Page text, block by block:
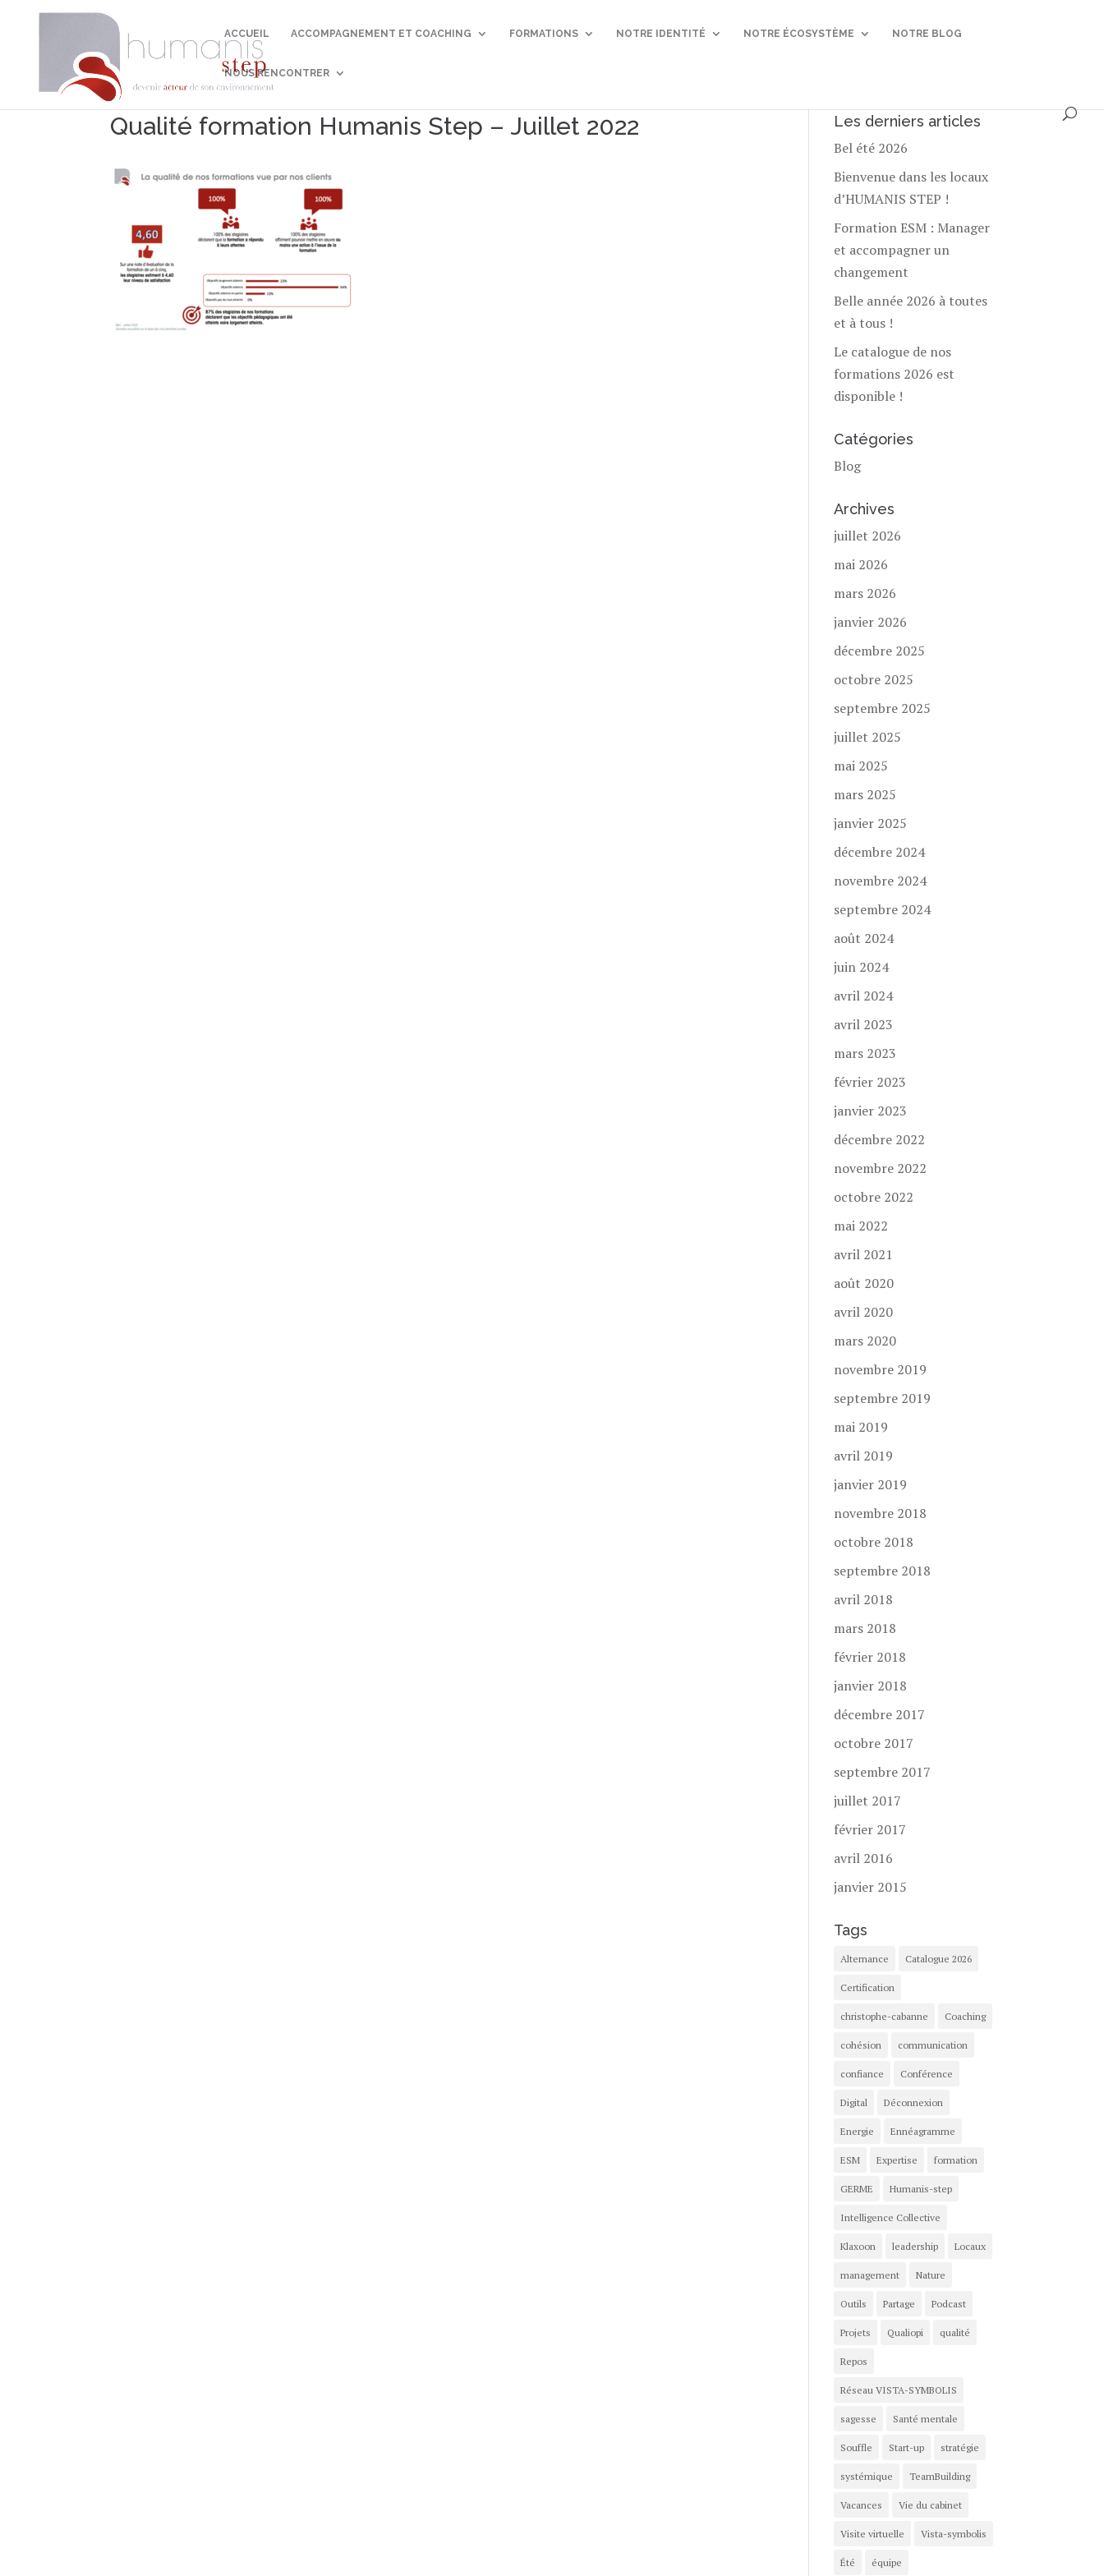
ACCUEIL ACCOMPAGNEMENT ET COACHING FORMATIONS NOTRE IDENTITÉ NOTRE ÉCOSYSTÈME NOTRE BLOG
NOUS RENCONTRER
Qualité formation Humanis Step – Juillet 2022 Les derniers articles
Bel été 2026
Bienvenue dans les locaux
d’HUMANIS STEP !
Formation ESM : Manager
et accompagner un
changement
Belle année 2026 à toutes
et à tous !
Le catalogue de nos
formations 2026 est
disponible !
Catégories
Blog
Archives
juillet 2026
mai 2026
mars 2026
janvier 2026
décembre 2025
octobre 2025
septembre 2025
juillet 2025
mai 2025
mars 2025
janvier 2025
décembre 2024
novembre 2024
septembre 2024
août 2024
juin 2024
avril 2024
avril 2023
mars 2023
février 2023
janvier 2023
décembre 2022
novembre 2022
octobre 2022
mai 2022
avril 2021
août 2020
avril 2020
mars 2020
novembre 2019
septembre 2019
mai 2019
avril 2019
janvier 2019
novembre 2018
octobre 2018
septembre 2018
avril 2018
mars 2018
février 2018
janvier 2018
décembre 2017
octobre 2017
septembre 2017
juillet 2017
février 2017
avril 2016
janvier 2015
Tags
Alternance Catalogue 2026
Certification
christophe-cabanne Coaching
cohésion communication
confiance Conférence
Digital Déconnexion
Energie Ennéagramme
ESM Expertise formation
GERME Humanis-step
Intelligence Collective
Klaxoon leadership Locaux
management Nature
Outils Partage Podcast
Projets Qualiopi qualité
Repos
Réseau VISTA-SYMBOLIS
sagesse Santé mentale
Souffle Start-up stratégie
systémique TeamBuilding
Vacances Vie du cabinet
Visite virtuelle Vista-symbolis
Été équipe